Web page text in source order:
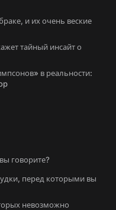
и их очень веские
тайный инсайт о
в реальности:
говорите?
перед которыми вы
невозможно